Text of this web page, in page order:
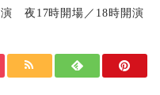
夜17時開場／18時開演